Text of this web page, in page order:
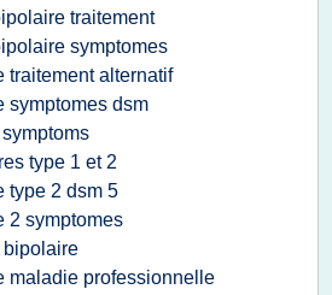
traitement
symptomes
traitement alternatif
symptomes dsm
type 1 et 2
type 2 dsm 5
2 symptomes
bipolaire
maladie professionnelle